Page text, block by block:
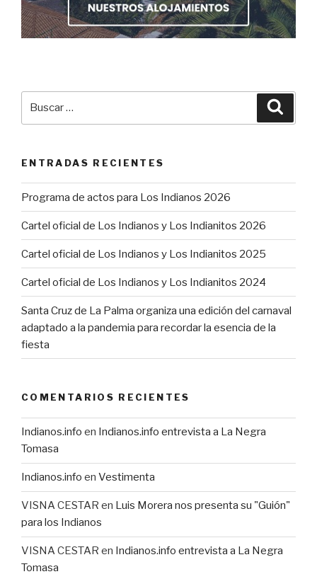
ENTRADAS RECIENTES
Programa de actos para Los Indianos 2026
Cartel oficial de Los Indianos y Los Indianitos 2026
Cartel oficial de Los Indianos y Los Indianitos 2025
Cartel oficial de Los Indianos y Los Indianitos 2024
Santa Cruz de La Palma organiza una edición del carnaval
adaptado a la pandemia para recordar la esencia de la
fiesta
COMENTARIOS RECIENTES
Indianos.info en Indianos.info entrevista a La Negra
Tomasa
Indianos.info en Vestimenta
VISNA CESTAR en Luis Morera nos presenta su "Guión"
para los Indianos
VISNA CESTAR en Indianos.info entrevista a La Negra
Tomasa